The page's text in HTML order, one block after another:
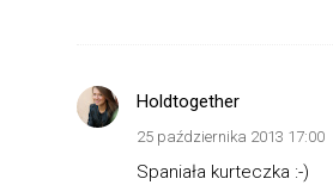
Holdtogether
25 października 2013 17:00
Spaniała kurteczka :-)